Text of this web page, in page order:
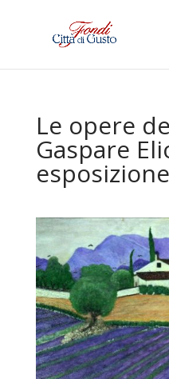
Le opere
Gaspare